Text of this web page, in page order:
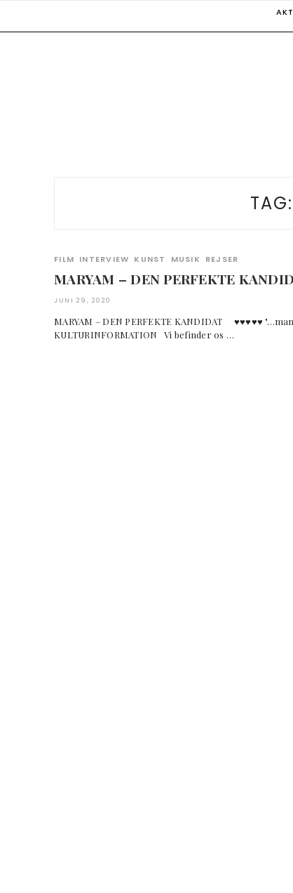
TAG:
FILM INTERVIEW KUNST MUSIK REJSER
MARYAM – DEN PERFEKTE
JUNI 29, 2020
MARYAM – DEN PERFEKTE KANDIDAT ♥︎♥︎♥︎♥︎♥︎
KULTURINFORMATION Vi befinder os …